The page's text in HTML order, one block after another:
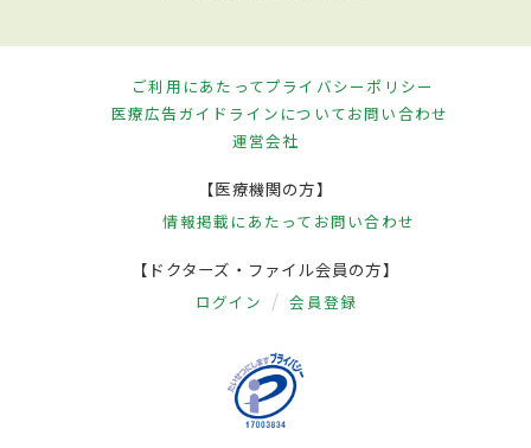
ご利用にあたってプライバシーポリシー
医療広告ガイドラインについてお問い合わせ
運営会社
【医療機関の方】
情報掲載にあたって お問い合わせ
【ドクターズ・ファイル会員の方】
ログイン 会員登録